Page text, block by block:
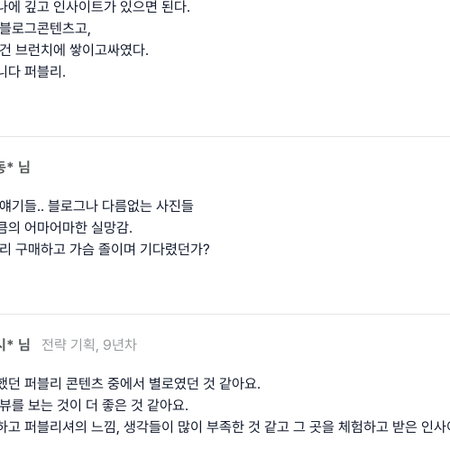
에 깊고 인사이트가 있으면 된다.
로그콘텐츠고,
브런치에 쌓이고싸였다.
다 퍼블리.
* 님
기들.. 블로그나 다름없는 사진들
의 어마어마한 실망감.
구매하고 가슴 졸이며 기다렸던가?
* 님 전략 기획, 9년차
던 퍼블리 콘텐츠 중에서 별로였던 것 같아요.
를 보는 것이 더 좋은 것 같아요.
고 퍼블리셔의 느낌, 생각들이 많이 부족한 것 같고 그 곳을 체험하고 받은 인